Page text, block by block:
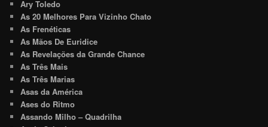
Ary Toledo
As 20 Melhores Para Vizinho Chato
As Frenéticas
As Mãos De Euridice
As Revelações da Grande Chance
As Três Mais
As Três Marias
Asas da América
Ases do Ritmo
Assando Milho – Quadrilha